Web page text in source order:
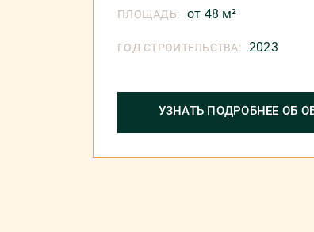
ПЛОЩАДЬ: от 48 м²
ГОД СТРОИТЕЛЬСТВА: 2023
УЗНАТЬ ПОДРОБНЕЕ ОБ